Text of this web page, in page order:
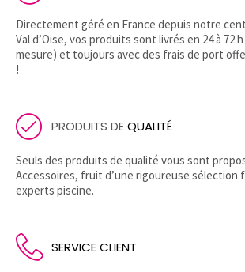
Directement géré en France depuis notre
Val d’Oise, vos produits sont livrés en 24 à 72
mesure) et toujours avec des frais de port
!
PRODUITS DEQUALITÉ
Seuls des produits de qualité vous sont
Accessoires, fruit d’une rigoureuse sélection
experts piscine.
SERVICE CLIENT